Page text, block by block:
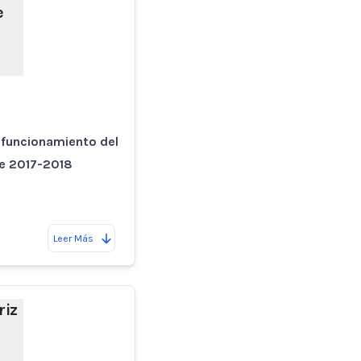
del
2017-2018
Leer Más